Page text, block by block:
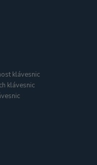
klávesnic
klávesnic